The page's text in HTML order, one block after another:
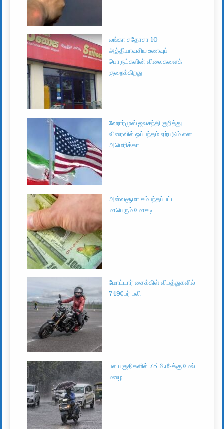
லங்கா சதோசா 10
அத்தியாவசிய உணவுப்
பொருட்களின் விலைகளைக்
குறைக்கிறது
ஹோர்முஸ் ஜலசந்தி குறித்து
விரைவில் ஒப்பந்தம் ஏற்படும் என
அமெரிக்கா
அஸ்வசூமா சம்பந்தப்பட்ட
மாபெரும் மோசடி
மோட்டார் சைக்கிள் விபத்துகளில்
749பேர் பலி
பல பகுதிகளில் 75 மி.மீ-க்கு மேல்
மழை